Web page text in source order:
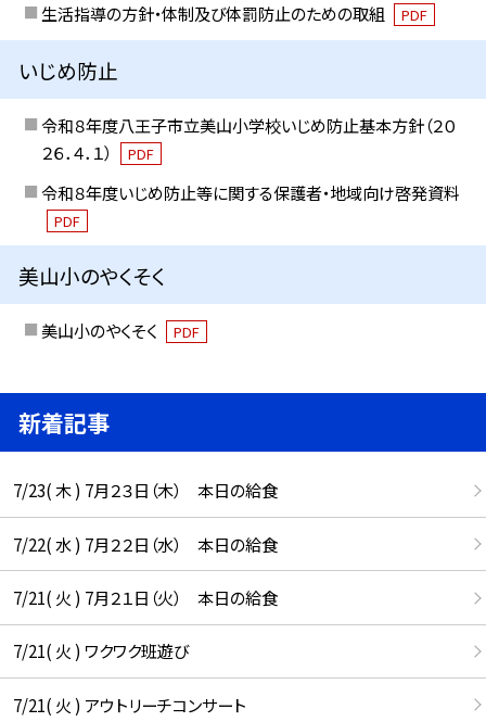
生活指導の方針・体制及び体罰防止のための取組 PDF
いじめ防止
令和８年度八王子市立美山小学校いじめ防止基本方針（２０
２６．４．１）
PDF
令和８年度いじめ防止等に関する保護者・地域向け啓発資料
PDF
美山小のやくそく
美山小のやくそく PDF
新着記事
7/23( 木 ) 7月２３日（木） 本日の給食
7/22( 水 ) 7月２２日（水） 本日の給食
7/21( 火 ) 7月２１日（火） 本日の給食
7/21( 火 ) ワクワク班遊び
7/21( 火 ) アウトリーチコンサート